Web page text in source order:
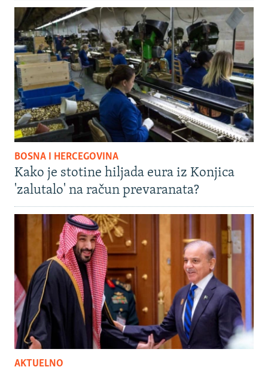
BOSNA I HERCEGOVINA
Kako je stotine hiljada eura iz Konjica
'zalutalo' na račun prevaranata?
AKTUELNO